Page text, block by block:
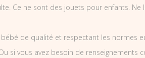
Ce ne sont des jouets pour enfants.
de qualité et respectant les normes
si vous avez besoin de renseignements